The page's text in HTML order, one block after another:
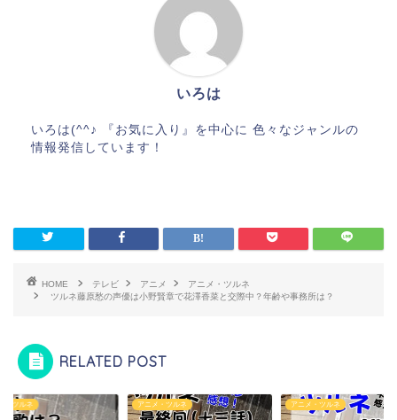
いろは
いろは(^^♪ 『お気に入り』を中心に 色々なジャンルの
情報発信しています！
HOME テレビ アニメ
アニメ・ツルネ
ツルネ藤原愁の声優は小野賢章で花澤香菜と交際中？年齢や事務所は？
RELATED POST
・ツルネ アニメ・ツルネ アニメ・ツルネ